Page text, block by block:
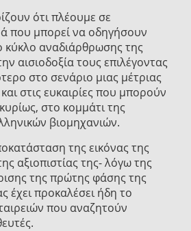
ότι πλέουμε σε
που μπορεί να οδηγήσουν
κύκλο αναδιάρθρωσης της
αισιοδοξία τους επιλέγοντας
στο σενάριο μιας μέτριας
στις ευκαιρίες που μπορούν
στο κομμάτι της
βιομηχανιών.
της εικόνας της
αξιοπιστίας της- λόγω της
της πρώτης φάσης της
έχει προκαλέσει ήδη το
που αναζητούν